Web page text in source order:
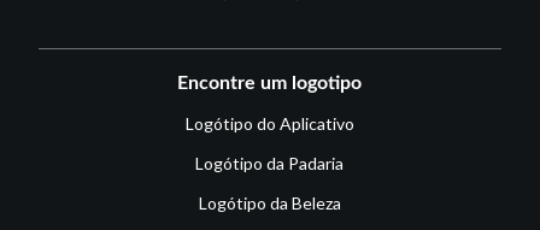
Encontre um logotipo
Logótipo do Aplicativo
Logótipo da Padaria
Logótipo da Beleza